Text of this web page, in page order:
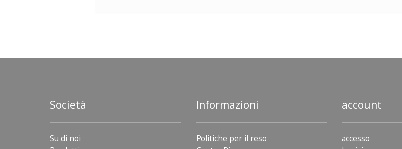
Società
Su di noi
Informazioni
Politiche per il reso
account
accesso